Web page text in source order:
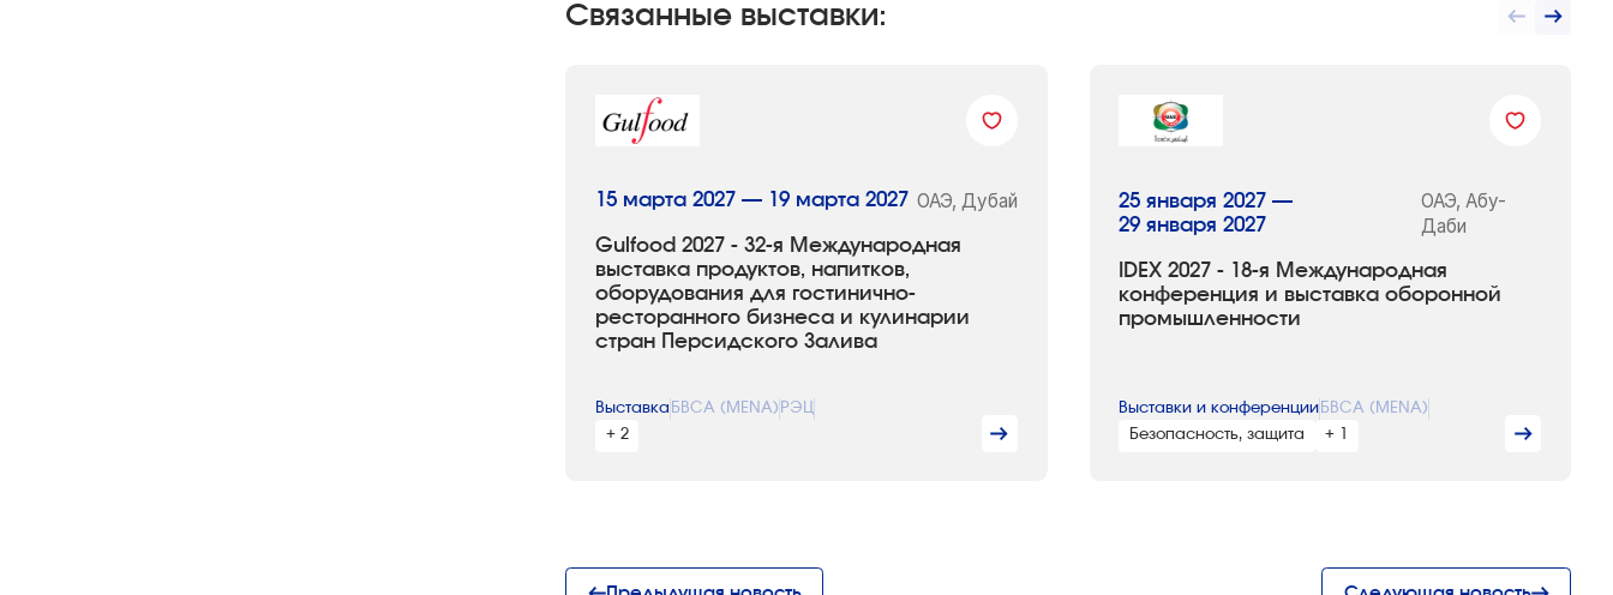
Связанные выставки:
Gulfood 2027 - 32-я Международная
выставка продуктов, напитков,
оборудования для гостинично-
ресторанного бизнеса и кулинарии
стран Персидского Залива
15 марта 2027 — 19 марта 2027 ОАЭ, Дубай
Выставка БВСА (MENA) РЭЦ
+ 2
IDEX 2027 - 18-я Международная
конференция и выставка оборонной
промышленности
25 января 2027 —
29 января 2027
ОАЭ, Абу-
Даби
Выставки и конференции БВСА (MENA)
Безопасность, защита
+ 1